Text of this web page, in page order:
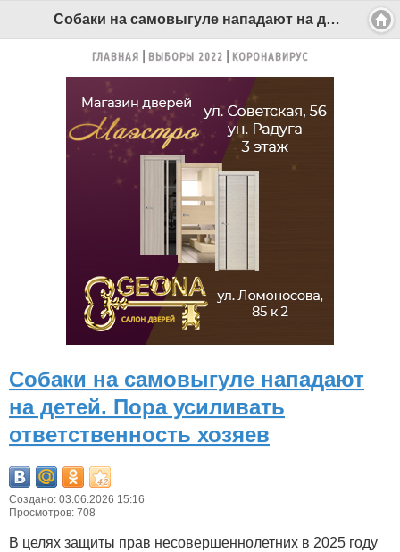
Собаки на самовыгуле нападают на детей. Пора усиливать ответственность хозяев - Беломорканал Северодвинск tv29.ru
ГЛАВНАЯ ВЫБОРЫ 2022 КОРОНАВИРУС
Собаки на самовыгуле нападают
на детей. Пора усиливать
ответственность хозяев
Создано: 03.06.2026 15:16
Просмотров: 708
В целях защиты прав несовершеннолетних в 2025 году